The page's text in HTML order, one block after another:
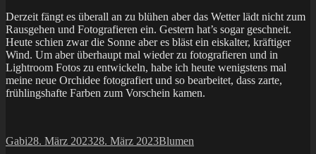
Derzeit fängt es überall an zu blühen aber das Wetter lädt nicht zum
Rausgehen und Fotografieren ein. Gestern hat’s sogar geschneit.
Heute schien zwar die Sonne aber es bläst ein eiskalter, kräftiger
Wind. Um aber überhaupt mal wieder zu fotografieren und in
Lightroom Fotos zu entwickeln, habe ich heute wenigstens mal
meine neue Orchidee fotografiert und so bearbeitet, dass zarte,
frühlingshafte Farben zum Vorschein kamen.
Autor
GabiVeröffentlicht
28. März 202328. März 2023Kategorien
Blumen